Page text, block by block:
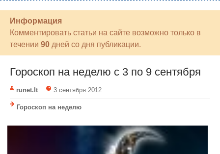
Информация
Комментировать статьи на сайте возможно только в
течении 90 дней со дня публикации.
Гороскоп на неделю с 3 по 9 сентября
runet.lt 3 сентября 2012
Гороскоп на неделю